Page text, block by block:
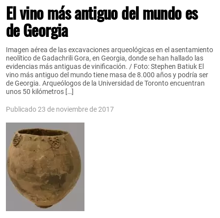
El vino más antiguo del mundo es
de Georgia
Imagen aérea de las excavaciones arqueológicas en el asentamiento
neolítico de Gadachrili Gora, en Georgia, donde se han hallado las
evidencias más antiguas de vinificación. / Foto: Stephen Batiuk El
vino más antiguo del mundo tiene masa de 8.000 años y podría ser
de Georgia. Arqueólogos de la Universidad de Toronto encuentran
unos 50 kilómetros […]
Publicado 23 de noviembre de 2017